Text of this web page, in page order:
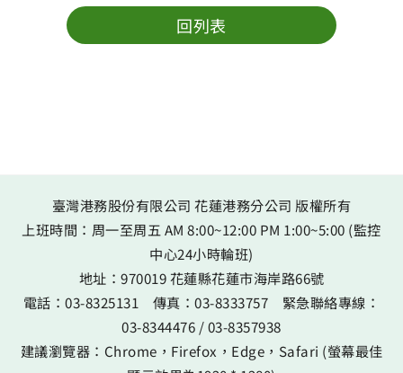
回列表
臺灣港務股份有限公司 花蓮港務分公司 版權所有
上班時間：周一至周五 AM 8:00~12:00 PM 1:00~5:00 (監控
中心24小時輪班)
地址： 970019 花蓮縣花蓮市海岸路66號
電話：03-8325131 傳真：03-8333757 緊急聯絡專線：
03-8344476 /03-8357938
建議瀏覽器：Chrome，Firefox，Edge，Safari (螢幕最佳